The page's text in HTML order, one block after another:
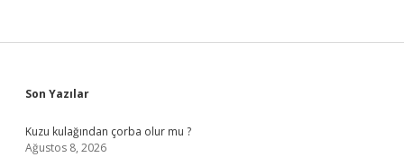
Sidebar
Son Yazılar
Kuzu kulağından çorba olur mu ?
Ağustos 8, 2026